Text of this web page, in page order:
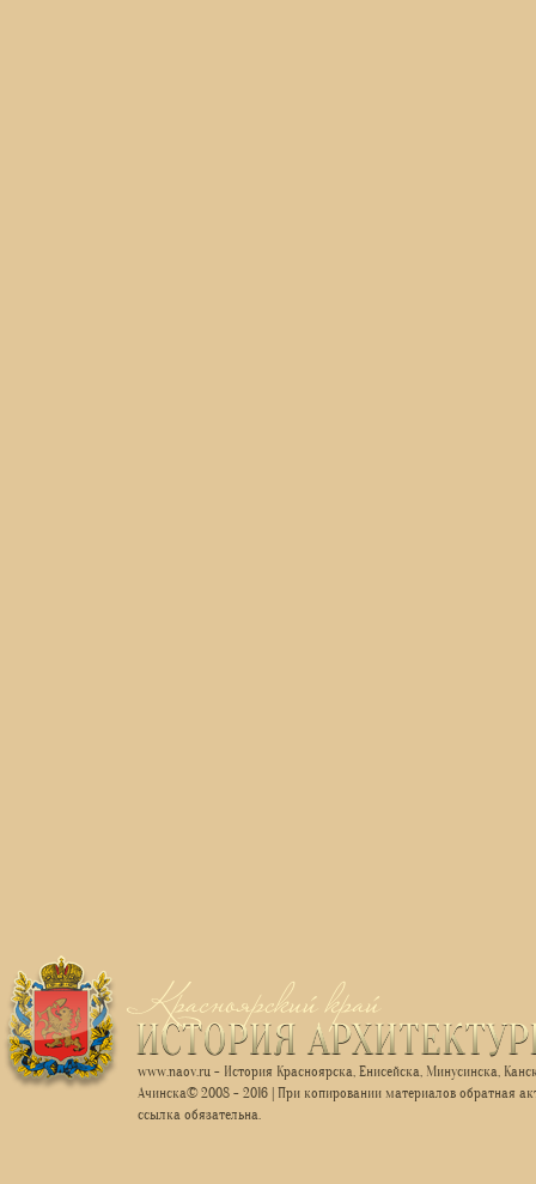
www.naov.ru - История Красноярска, Енисейска, Минусинска,
Ачинска© 2008 - 2016 | При копировании материалов обратная
ссылка обязательна.